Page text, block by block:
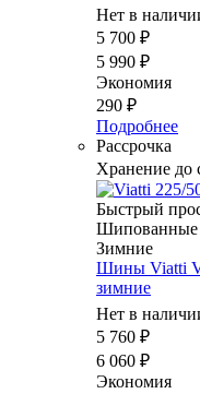
Нет в
5 700 ₽
5 990 ₽
Экономия
290 ₽
Подробнее
Рассрочка
Хранение до
Быстрый
Шипованные
Зимние
Шины Viatti
зимние
Нет в
5 760 ₽
6 060 ₽
Экономия